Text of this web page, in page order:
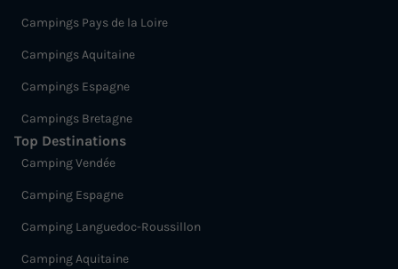
Campings Pays de la Loire
Campings Aquitaine
Campings Espagne
Campings Bretagne
Top Destinations
Camping Vendée
Camping Espagne
Camping Languedoc-Roussillon
Camping Aquitaine